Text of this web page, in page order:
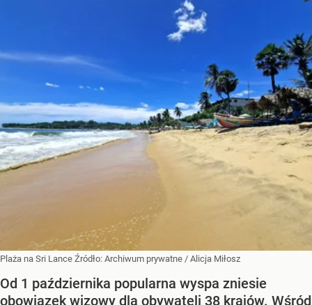
Plaża na Sri Lance Źródło: Archiwum prywatne / Alicja Miłosz
Od 1 października popularna wyspa zniesie
obowiązek wizowy dla obywateli 38 krajów. Wśród